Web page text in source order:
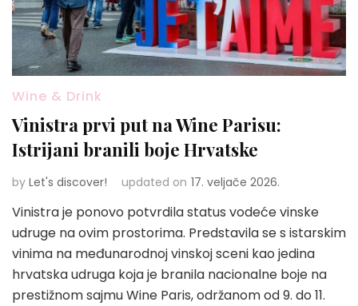
Wine & Drink
Vinistra prvi put na Wine Parisu:
Istrijani branili boje Hrvatske
by Let's discover! updated on 17. veljače 2026.
Vinistra je ponovo potvrdila status vodeće vinske
udruge na ovim prostorima. Predstavila se s istarskim
vinima na međunarodnoj vinskoj sceni kao jedina
hrvatska udruga koja je branila nacionalne boje na
prestižnom sajmu Wine Paris, održanom od 9. do 11.